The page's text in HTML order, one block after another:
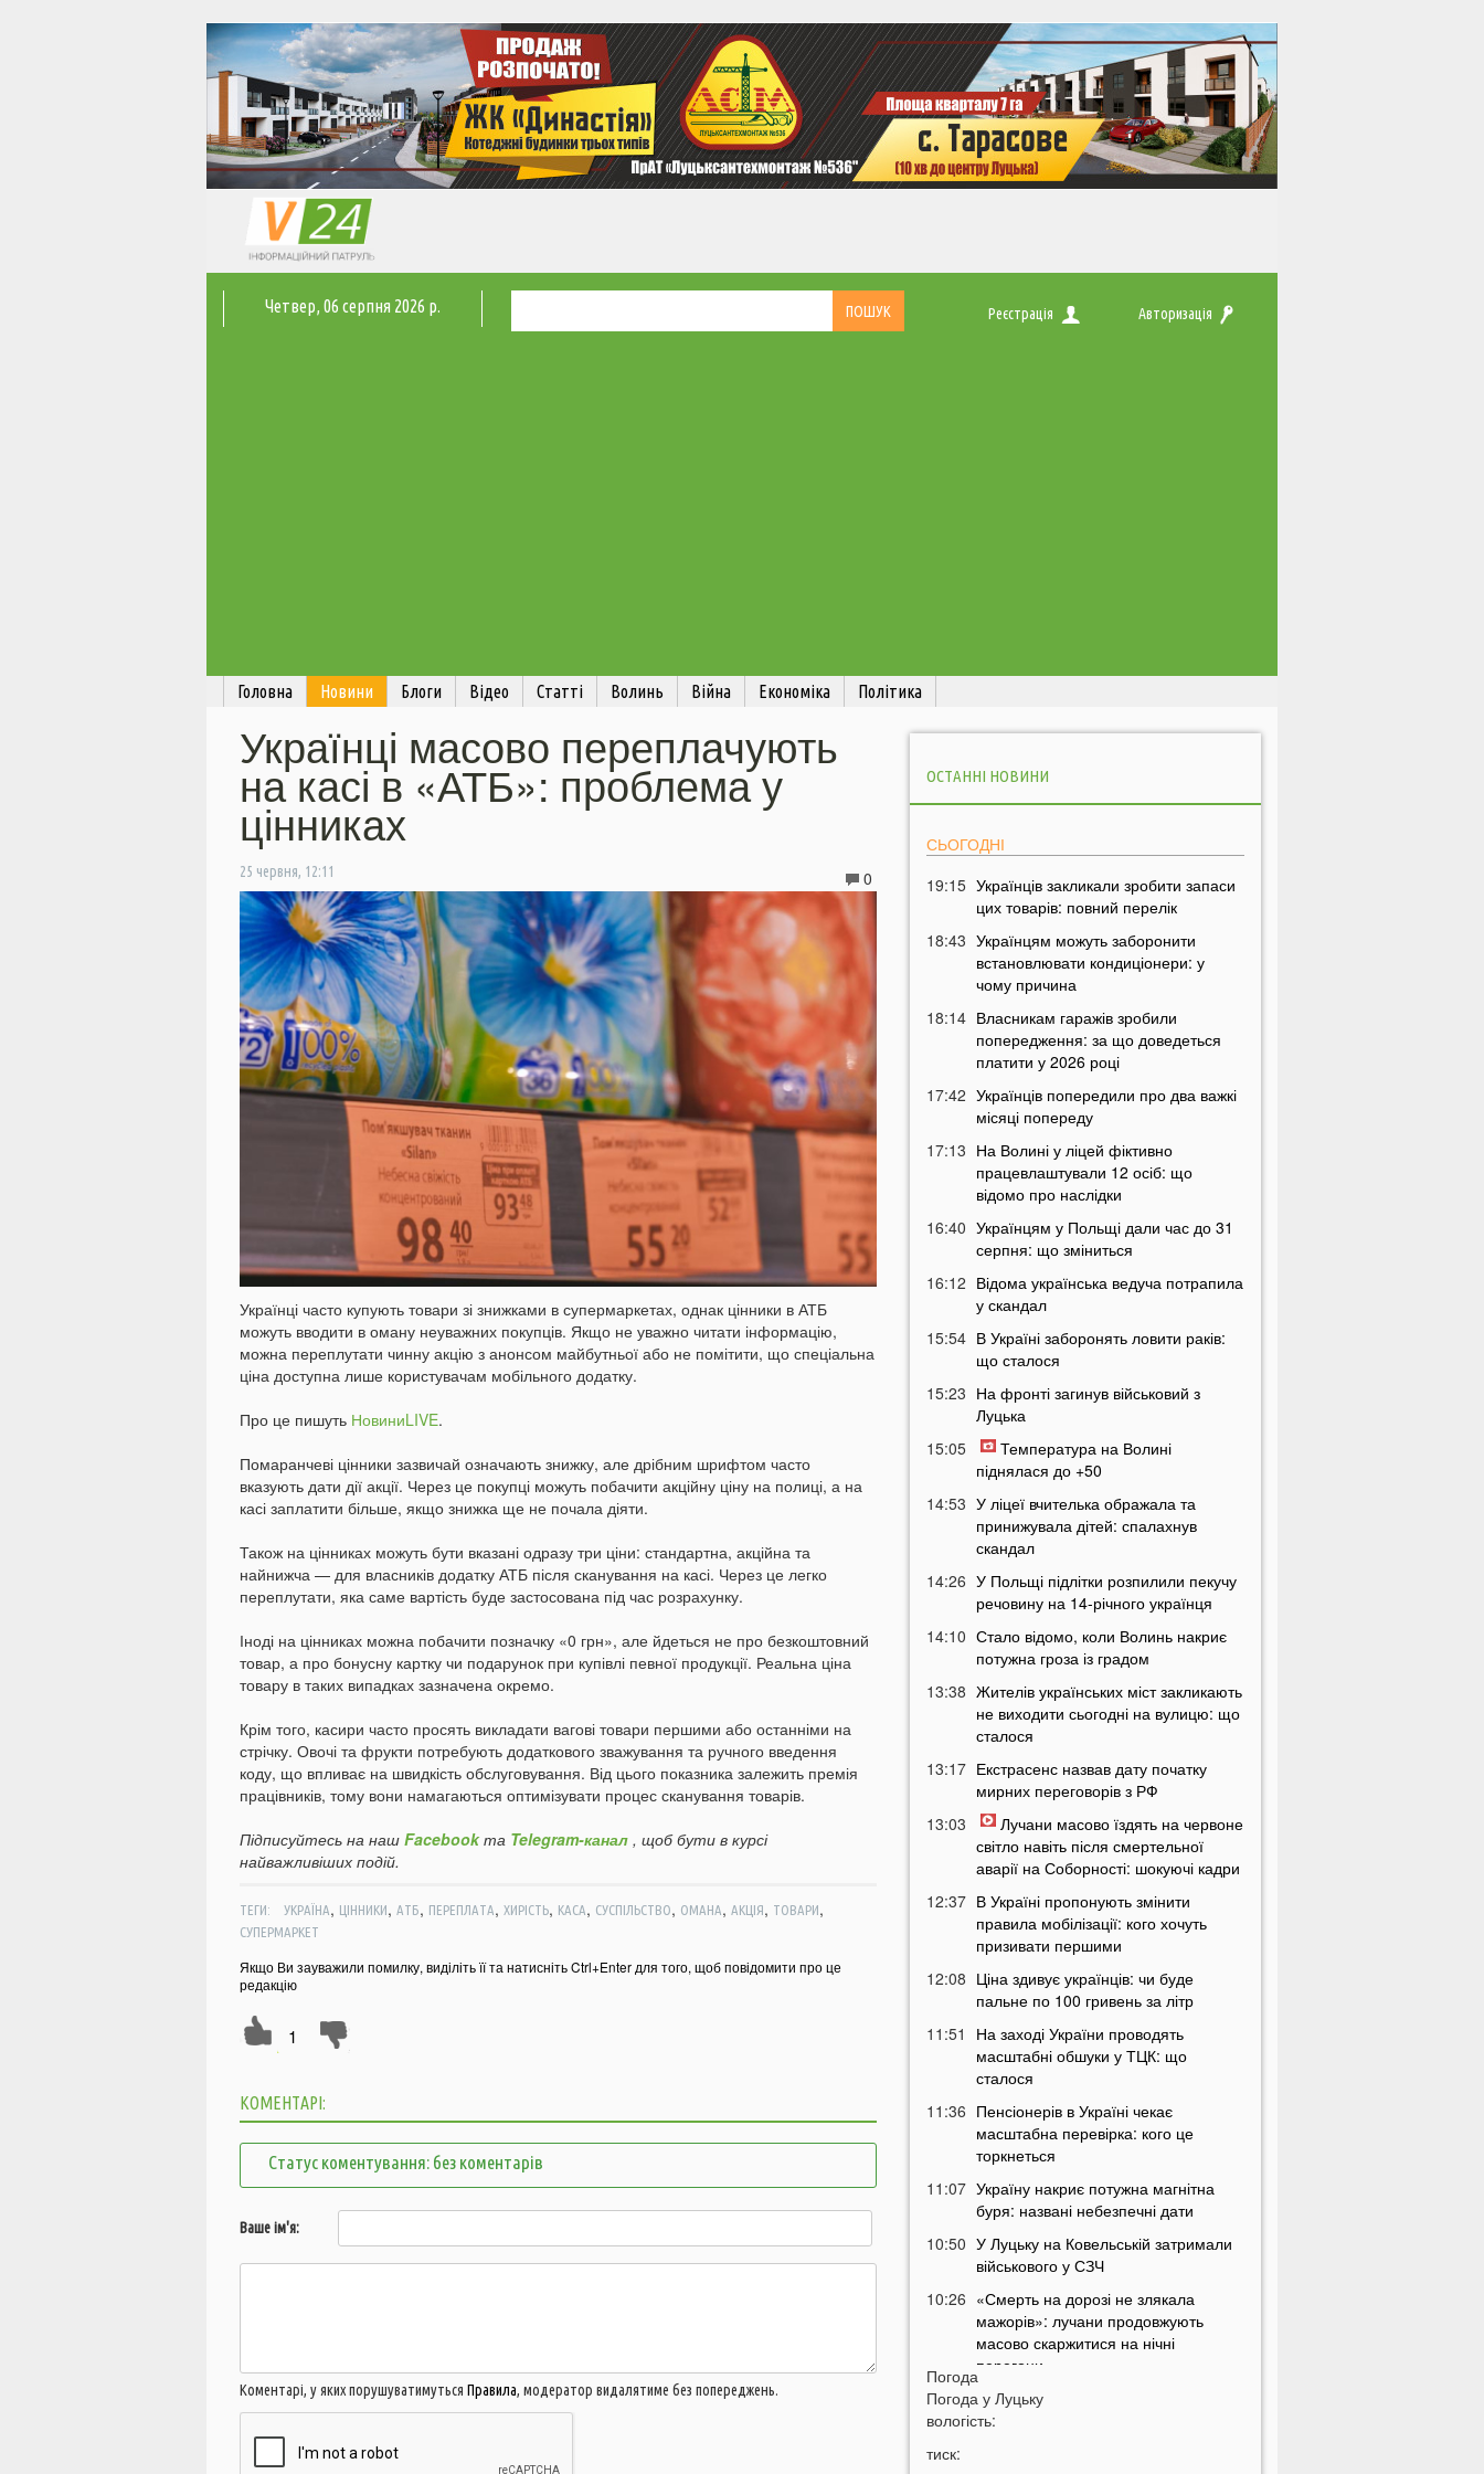
Четвер, 06 серпня 2026 р. Реєстрація Авторизація
Головна Новини Блоги Відео Статті Волинь Війна Економіка Політика
Українці масово переплачують
на касі в «АТБ»: проблема у
цінниках
25 червня, 12:11 0
Українці часто купують товари зі знижками в супермаркетах, однак цінники в АТБ
можуть вводити в оману неуважних покупців. Якщо не уважно читати інформацію,
можна переплутати чинну акцію з анонсом майбутньої або не помітити, що спеціальна
ціна доступна лише користувачам мобільного додатку.
Про це пишуть НовиниLIVE.
Помаранчеві цінники зазвичай означають знижку, але дрібним шрифтом часто
вказують дати дії акції. Через це покупці можуть побачити акційну ціну на полиці, а на
касі заплатити більше, якщо знижка ще не почала діяти.
Також на цінниках можуть бути вказані одразу три ціни: стандартна, акційна та
найнижча — для власників додатку АТБ після сканування на касі. Через це легко
переплутати, яка саме вартість буде застосована під час розрахунку.
Іноді на цінниках можна побачити позначку «0 грн», але йдеться не про безкоштовний
товар, а про бонусну картку чи подарунок при купівлі певної продукції. Реальна ціна
товару в таких випадках зазначена окремо.
Крім того, касири часто просять викладати вагові товари першими або останніми на
стрічку. Овочі та фрукти потребують додаткового зважування та ручного введення
коду, що впливає на швидкість обслуговування. Від цього показника залежить премія
працівників, тому вони намагаються оптимізувати процес сканування товарів.
Підписуйтесь на наш Facebookта Telegram-канал , щоб бути в курсі
найважливіших подій.
ТЕГИ: УКРАЇНА, ЦІННИКИ, АТБ, ПЕРЕПЛАТА, ХИРІСТЬ, КАСА, СУСПІЛЬСТВО, ОМАНА, АКЦІЯ, ТОВАРИ,
СУПЕРМАРКЕТ
Якщо Ви зауважили помилку, виділіть її та натисніть Ctrl+Enter для того, щоб повідомити про це
редакцію
1
КОМЕНТАРІ:
Статус коментування: без коментарів
Ваше ім'я:
Коментарі, у яких порушуватимуться Правила, модератор видалятиме без попереджень.
ОСТАННІ НОВИНИ
СЬОГОДНІ
19:15 Українців закликали зробити запаси
цих товарів: повний перелік
18:43 Українцям можуть заборонити
встановлювати кондиціонери: у
чому причина
18:14 Власникам гаражів зробили
попередження: за що доведеться
платити у 2026 році
17:42 Українців попередили про два важкі
місяці попереду
17:13 На Волині у ліцей фіктивно
працевлаштували 12 осіб: що
відомо про наслідки
16:40 Українцям у Польщі дали час до 31
серпня: що зміниться
16:12 Відома українська ведуча потрапила
у скандал
15:54 В Україні заборонять ловити раків:
що сталося
15:23 На фронті загинув військовий з
Луцька
15:05
Температура на Волині
піднялася до +50
14:53 У ліцеї вчителька ображала та
принижувала дітей: спалахнув
скандал
14:26 У Польщі підлітки розпилили пекучу
речовину на 14-річного українця
14:10 Стало відомо, коли Волинь накриє
потужна гроза із градом
13:38 Жителів українських міст закликають
не виходити сьогодні на вулицю: що
сталося
13:17 Екстрасенс назвав дату початку
мирних переговорів з РФ
13:03
Лучани масово їздять на червоне
світло навіть після смертельної
аварії на Соборності: шокуючі кадри
12:37 В Україні пропонують змінити
правила мобілізації: кого хочуть
призивати першими
12:08 Ціна здивує українців: чи буде
пальне по 100 гривень за літр
11:51
На заході України проводять
масштабні обшуки у ТЦК: що
сталося
11:36 Пенсіонерів в Україні чекає
масштабна перевірка: кого це
торкнеться
11:07 Україну накриє потужна магнітна
буря: названі небезпечні дати
10:50 У Луцьку на Ковельській затримали
військового у СЗЧ
10:26 «Смерть на дорозі не злякала
мажорів»: лучани продовжують
масово скаржитися на нічні
перегони
10:06
На Світязі у воді помітили гадюку
09:42 На Волині у річці Стир знайшли тіло
Погода
Погода у Луцьку
вологість:
тиск: